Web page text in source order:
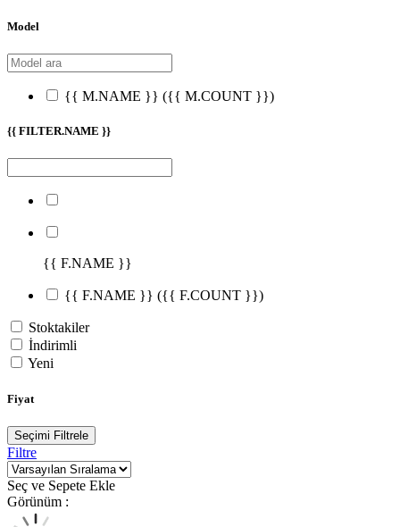
Model
{{ M.NAME }} ({{ M.COUNT }})
{{ FILTER.NAME }}
{{ F.NAME }}
{{ F.NAME }} ({{ F.COUNT }})
Stoktakiler
İndirimli
Yeni
Fiyat
Seçimi Filtrele
Filtre
Seç ve Sepete Ekle
Görünüm :